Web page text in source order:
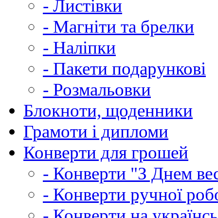
- Листівки
- Магніти та брелки
- Наліпки
- Пакети подарункові
- Розмальовки
Блокноти, щоденники
Грамоти і дипломи
Конверти для грошей
- Конверти "З Днем
- Конверти ручної